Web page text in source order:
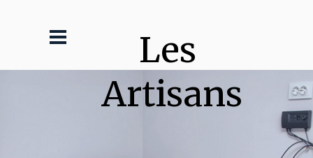
Les
Artisans